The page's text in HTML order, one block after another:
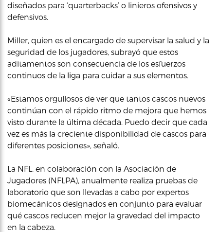
diseñados para ‘quarterbacks’ o linieros ofensivos y
defensivos.
Miller, quien es el encargado de supervisar la salud y la
seguridad de los jugadores, subrayó que estos
aditamentos son consecuencia de los esfuerzos
continuos de la liga para cuidar a sus elementos.
«Estamos orgullosos de ver que tantos cascos nuevos
continúan con el rápido ritmo de mejora que hemos
visto durante la última década. Puedo decir que cada
vez es más la creciente disponibilidad de cascos para
diferentes posiciones», señaló.
La NFL, en colaboración con la Asociación de
Jugadores (NFLPA), anualmente realiza pruebas de
laboratorio que son llevadas a cabo por expertos
biomecánicos designados en conjunto para evaluar
qué cascos reducen mejor la gravedad del impacto
en la cabeza.